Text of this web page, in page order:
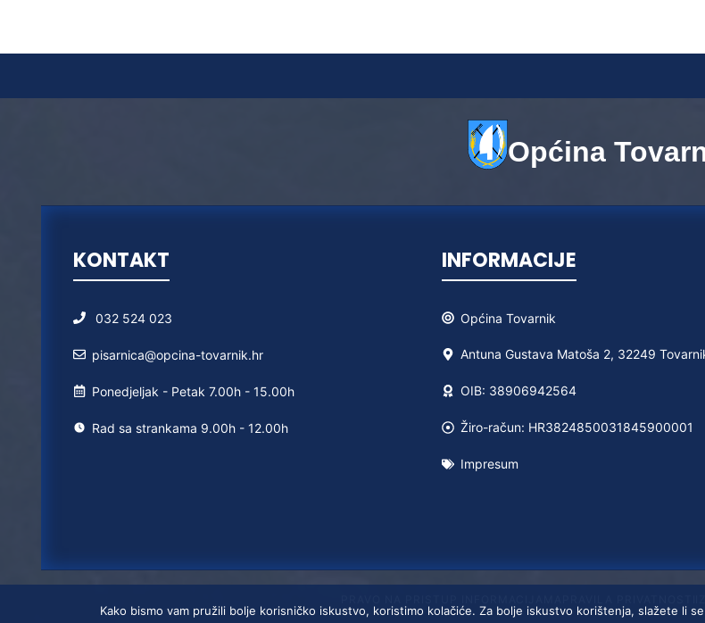
Općina
KONTAKT
032 524 023
pisarnica@opcina-tovarnik.hr
Ponedjeljak - Petak 7.00h - 15.00h
Rad sa strankama 9.00h - 12.00h
INFORMACIJE
OpćinaTovarnik
Antuna Gustava Matoša 2, 32249
OIB: 38906942564
Žiro-račun: HR3824850031845900001
Impresum
Kako bismo vam pružili bolje korisničko iskustvo, koristimo kolačiće. Za bolje iskustvo korištenja, slažete li